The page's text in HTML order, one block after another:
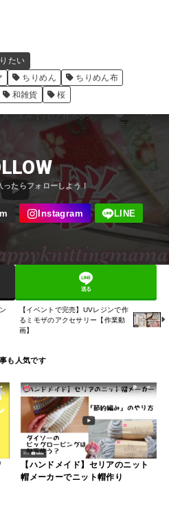
たい
ちりめん
ちりめん布
和雑貨 桜
送る
【イベントで完売】UVレジンで作
るミモザのアクセサリー【作業動
画】
【ハンドメイド】セリアのニット
帽メーカーでニット帽作り